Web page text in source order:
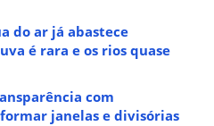
do ar já abastece
é rara e os rios quase
com
janelas e divisórias